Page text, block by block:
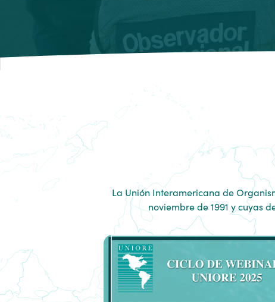
La Unión Interamericana de
noviembre de 1991 y cuyas